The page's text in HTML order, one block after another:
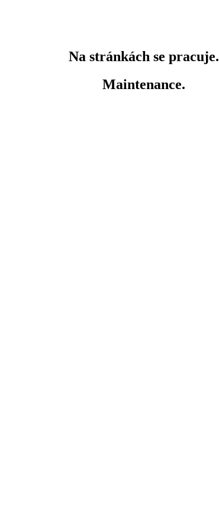
Na stránkách se pracuje.
Maintenance.